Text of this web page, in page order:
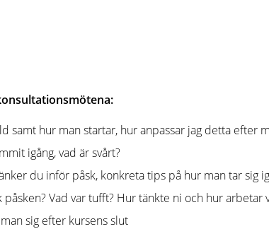
samt hur man startar, hur anpassar jag detta efter
igång, vad är svårt?
du inför påsk, konkreta tips på hur man tar sig
Vad var tufft? Hur tänkte ni och hur arbetar
sig efter kursens slut